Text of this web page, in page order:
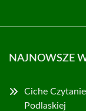
NAJNOWSZE
Ciche
Podlaskiej